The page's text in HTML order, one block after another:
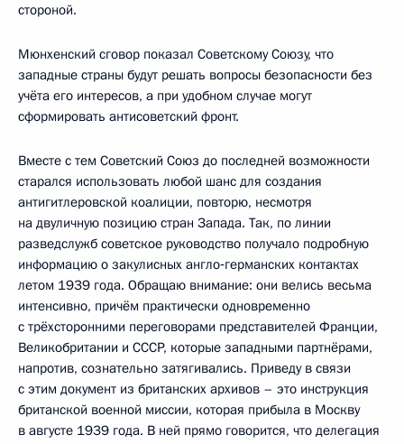
стороной.
Мюнхенский сговор показал Советскому Союзу, что
западные страны будут решать вопросы безопасности без
учёта его интересов, а при удобном случае могут
сформировать антисоветский фронт.
Вместе с тем Советский Союз до последней возможности
старался использовать любой шанс для создания
антигитлеровской коалиции, повторю, несмотря
на двуличную позицию стран Запада. Так, по линии
разведслужб советское руководство получало подробную
информацию о закулисных англо‑германских контактах
летом 1939 года. Обращаю внимание: они велись весьма
интенсивно, причём практически одновременно
с трёхсторонними переговорами представителей Франции,
Великобритании и СССР, которые западными партнёрами,
напротив, сознательно затягивались. Приведу в связи
с этим документ из британских архивов – это инструкция
британской военной миссии, которая прибыла в Москву
в августе 1939 года. В ней прямо говорится, что делегация